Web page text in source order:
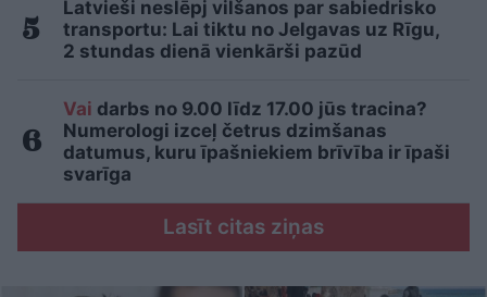
Latvieši neslēpj vilšanos par sabiedrisko
transportu: Lai tiktu no Jelgavas uz Rīgu,
2 stundas dienā vienkārši pazūd
Vai darbs no 9.00 līdz 17.00 jūs tracina?
Numerologi izceļ četrus dzimšanas
datumus, kuru īpašniekiem brīvība ir īpaši
svarīga
Lasīt citas ziņas